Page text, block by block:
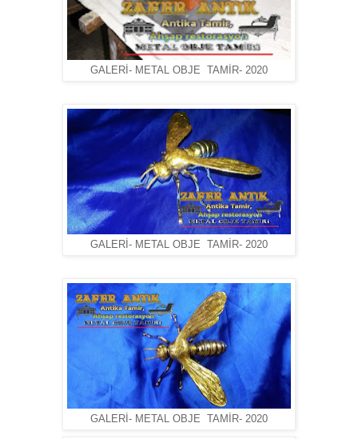
GALERİ- METAL OBJE TAMİR- 2020
GALERİ- METAL OBJE TAMİR- 2020
GALERİ- METAL OBJE TAMİR- 2020